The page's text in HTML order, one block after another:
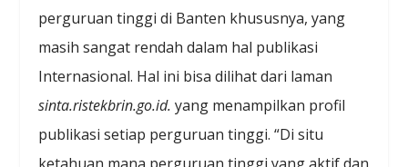
perguruan tinggi di Banten khususnya, yang
masih sangat rendah dalam hal publikasi
Internasional. Hal ini bisa dilihat dari laman
sinta.ristekbrin.go.id. yang menampilkan profil
publikasi setiap perguruan tinggi. “Di situ